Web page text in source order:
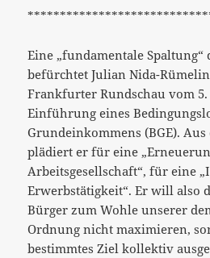
Eine „fundamentale Spaltung“
befürchtet Julian Nida-
Frankfurter Rundschau vom
Einführung eines
Grundeinkommens (BGE).
plädiert er für eine
Arbeitsgesellschaft“, für eine
Erwerbstätigkeit“. Er will also
Bürger zum Wohle unserer
Ordnung nicht maximieren,
bestimmtes Ziel kollektiv